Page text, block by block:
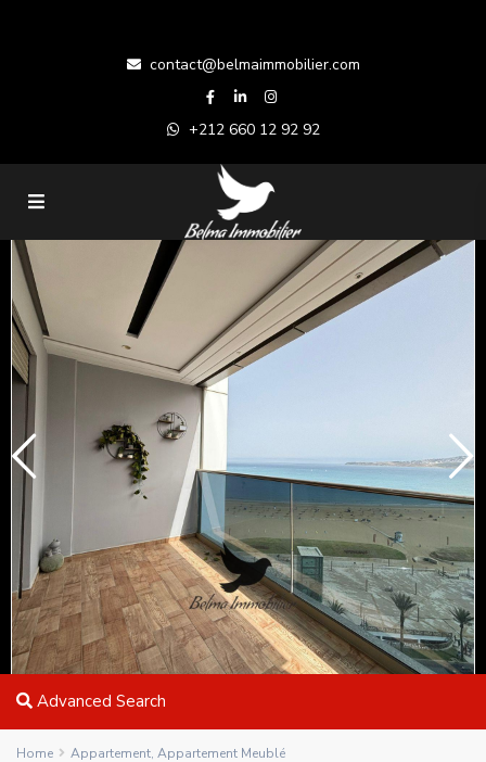
contact@belmaimmobilier.com
+212 660 12 92 92
Advanced Search
Home Appartement, Appartement Meublé